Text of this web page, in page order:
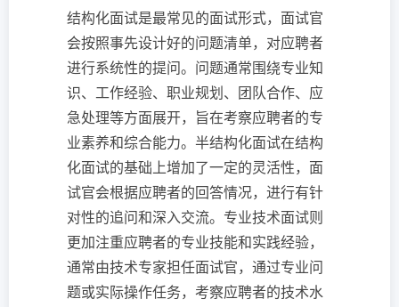
结构化面试是最常见的面试形式，面试官
会按照事先设计好的问题清单，对应聘者
进行系统性的提问。问题通常围绕专业知
识、工作经验、职业规划、团队合作、应
急处理等方面展开，旨在考察应聘者的专
业素养和综合能力。半结构化面试在结构
化面试的基础上增加了一定的灵活性，面
试官会根据应聘者的回答情况，进行有针
对性的追问和深入交流。专业技术面试则
更加注重应聘者的专业技能和实践经验，
通常由技术专家担任面试官，通过专业问
题或实际操作任务，考察应聘者的技术水